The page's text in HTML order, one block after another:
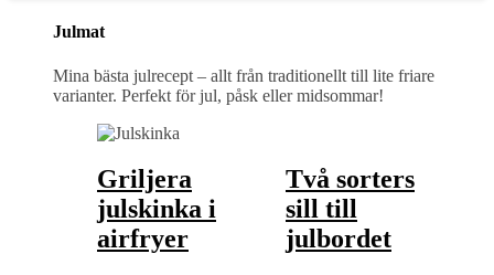
Julmat
Mina bästa julrecept – allt från traditionellt till lite friare
varianter. Perfekt för jul, påsk eller midsommar!
Griljera
julskinka i
airfryer
Två sorters
sill till
julbordet